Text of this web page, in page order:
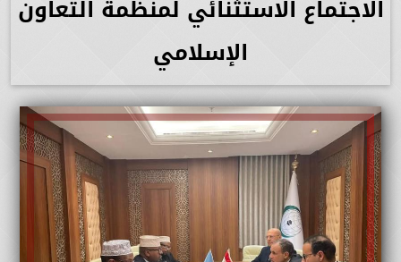
الاجتماع الاستثنائي لمنظمة التعاون
الإسلامي